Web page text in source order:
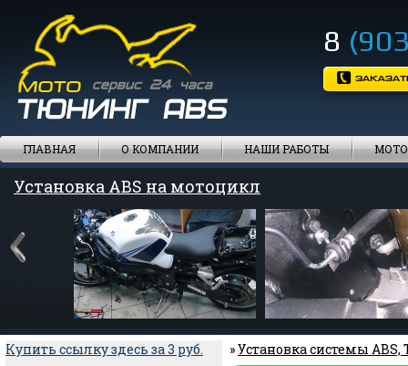
8
ГЛАВНАЯ О КОМПАНИИ НАШИ РАБОТЫ
Установка ABS на мотоцикл
Купить ссылку здесь за3 руб.
»Установка системы